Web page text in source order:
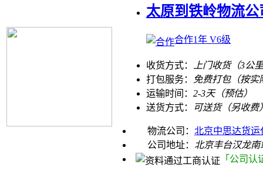
太原到铁岭物流
合作1年 V6级
收货方式： 上门收货（3公
打包服务： 免费打包（按实
运输时间： 2-3天（预估）
送货方式：
可送货（另收费
物流公司： 北京中思达货运
公司地址： 北京丰台汉龙
「公司认